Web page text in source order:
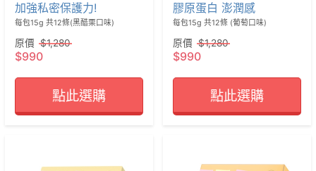
加強私密保護力!
每包15g 共12條(黑醋栗口味)
原價 $1,280
$990
點此選購
膠原蛋白 澎潤感
每包15g 共12條 (葡萄口味)
原價 $1,280
$990
點此選購